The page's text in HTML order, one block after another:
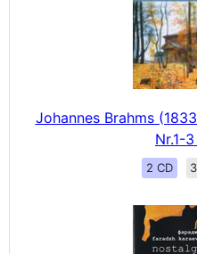
Johannes Brahms
Nr.1-
2 CD